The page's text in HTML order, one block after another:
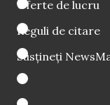
Oferte de lucru
Reguli de citare
Susțineți